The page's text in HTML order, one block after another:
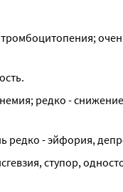
редко -
редко - эйфория,
ступор,